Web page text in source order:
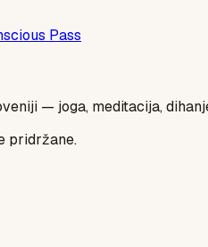
Pass
— joga, meditacija,
pridržane.